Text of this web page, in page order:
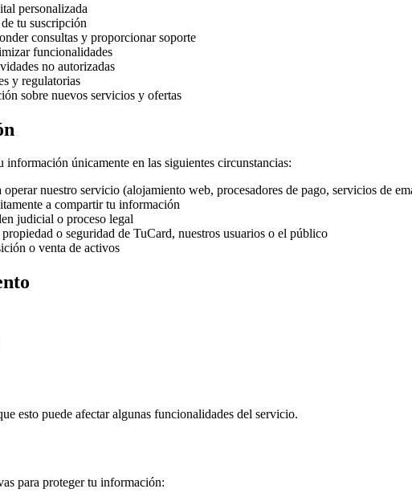
personalizada
tu suscripción
consultas y proporcionar soporte
funcionalidades
no autorizadas
y regulatorias
sobre nuevos servicios y ofertas
únicamente en las siguientes circunstancias:
operar nuestro servicio (alojamiento web, procesadores de pago, servicios de
a compartir tu información
judicial o proceso legal
o seguridad de TuCard, nuestros usuarios o el público
o venta de activos
esto puede afectar algunas funcionalidades del servicio.
para proteger tu información: